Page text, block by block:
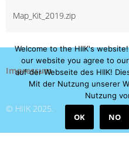
Map_Kit_2019.zip
Impressum
© HIIK 2025.
Welcome to the HIIK's
our website you agree to
auf der Webseite des HIIK!
Mit der Nutzung unserer
Nutzung
OK NO